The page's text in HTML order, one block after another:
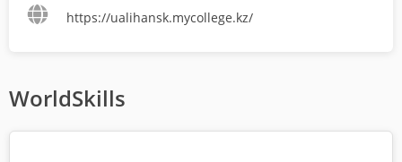
https://ualihansk.mycollege.kz/
WorldSkills